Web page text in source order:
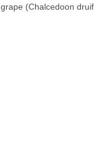
(Chalcedoon druif